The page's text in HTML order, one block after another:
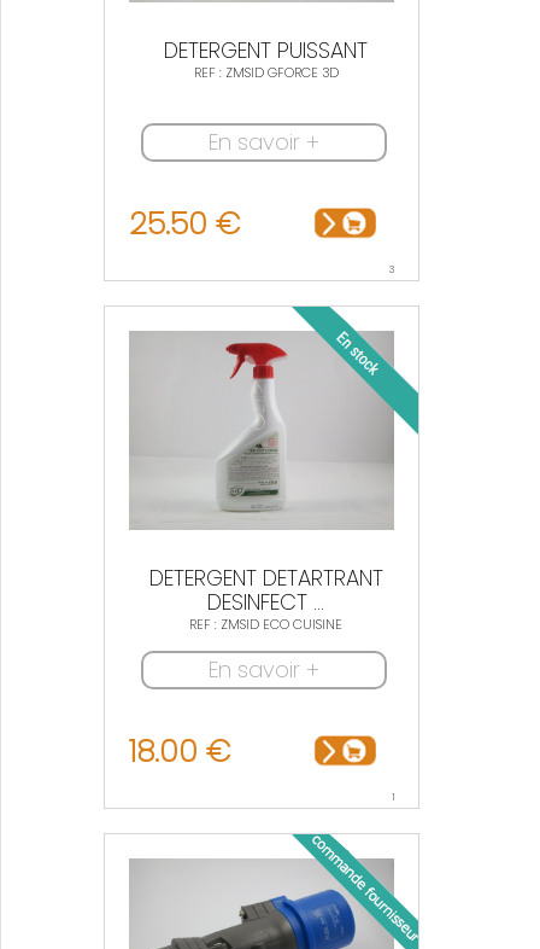
DETERGENT PUISSANT
REF : ZMSID GFORCE 3D
En savoir +
25.50 €
3
DETERGENT DETARTRANT
DESINFECT ...
REF : ZMSID ECO CUISINE
En savoir +
18.00 €
1